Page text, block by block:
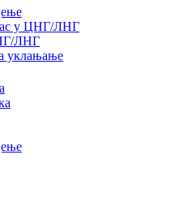
у ЦНГ/ЛНГ
ЛНГ
уклањање